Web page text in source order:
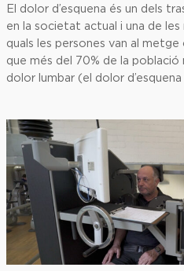
El dolor d’esquena és un dels
en la societat actual i una de les
quals les persones van al
que més del 70% de la població
dolor lumbar (el dolor